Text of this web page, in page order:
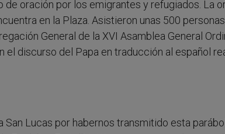
oración por los emigrantes y refugiados. La
en la Plaza. Asistieron unas 500
General de la XVI Asamblea General
discurso del Papa en traducción al español
Lucas por habernos transmitido esta